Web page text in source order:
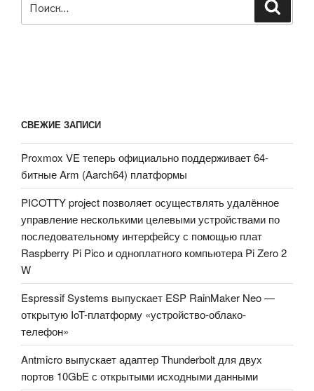
СВЕЖИЕ ЗАПИСИ
Proxmox VE теперь официально поддерживает 64-
битные Arm (Aarch64) платформы
PICOTTY project позволяет осуществлять удалённое
управление несколькими целевыми устройствами по
последовательному интерфейсу с помощью плат
Raspberry Pi Pico и одноплатного компьютера Pi Zero 2
W
Espressif Systems выпускает ESP RainMaker Neo —
открытую IoT-платформу «устройство-облако-
телефон»
Antmicro выпускает адаптер Thunderbolt для двух
портов 10GbE с открытыми исходными данными